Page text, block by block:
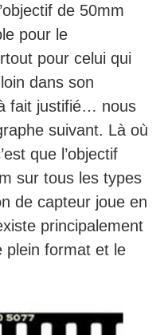
de 50mm
pour le
pour celui qui
dans son
fait justifié… nous
suivant. Là où
que l’objectif
sur tous les types
de capteur joue en
principalement
plein format et le